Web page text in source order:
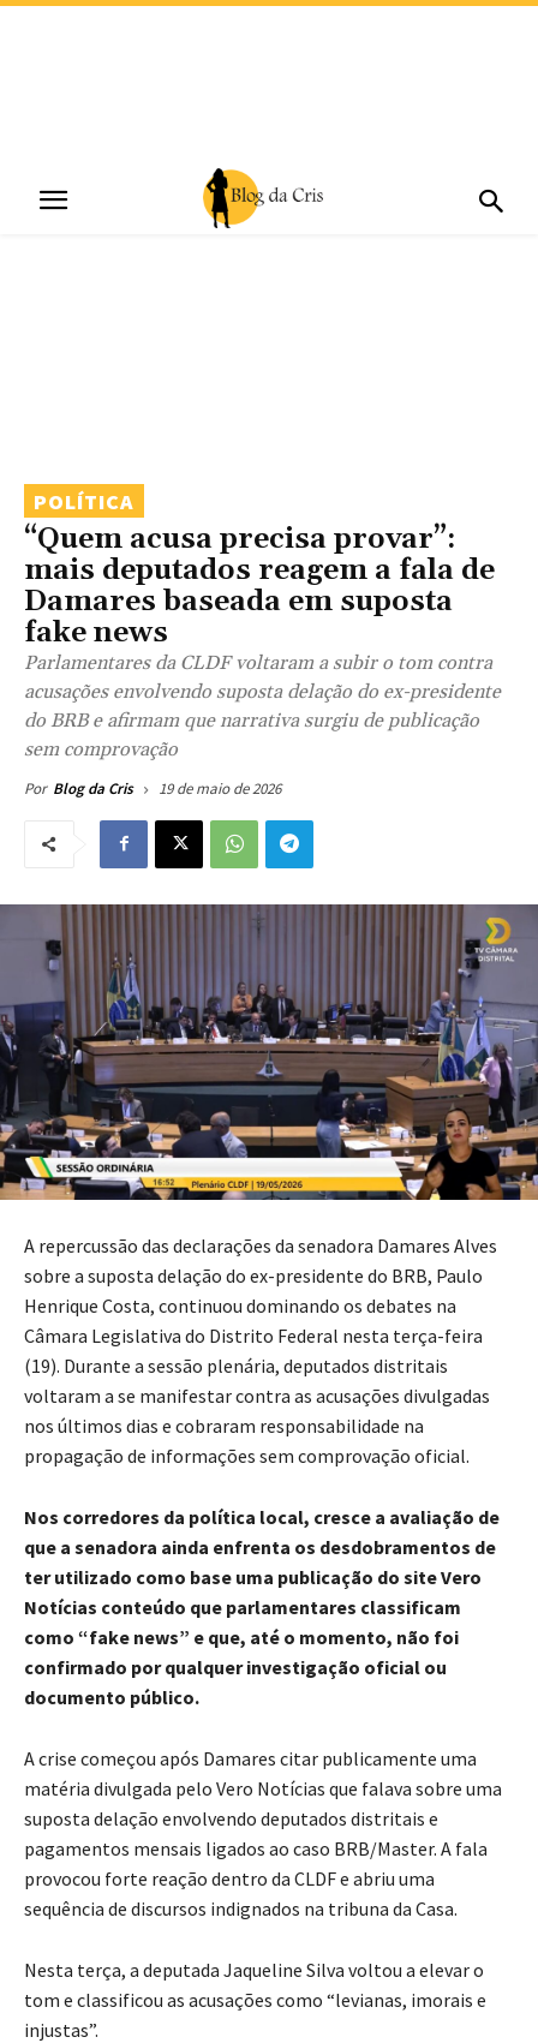
POLÍTICA
“Quem acusa precisa provar”:
mais deputados reagem a fala de
Damares baseada em suposta
fake news
Parlamentares da CLDF voltaram a subir o tom contra
acusações envolvendo suposta delação do ex-presidente
do BRB e afirmam que narrativa surgiu de publicação
sem comprovação
Por Blog da Cris 19 de maio de 2026
A repercussão das declarações da senadora Damares Alves
sobre a suposta delação do ex-presidente do BRB, Paulo
Henrique Costa, continuou dominando os debates na
Câmara Legislativa do Distrito Federal nesta terça-feira
(19). Durante a sessão plenária, deputados distritais
voltaram a se manifestar contra as acusações divulgadas
nos últimos dias e cobraram responsabilidade na
propagação de informações sem comprovação oficial.
Nos corredores da política local, cresce a avaliação de
que a senadora ainda enfrenta os desdobramentos de
ter utilizado como base uma publicação do site Vero
Notícias conteúdo que parlamentares classificam
como “fake news” e que, até o momento, não foi
confirmado por qualquer investigação oficial ou
documento público.
A crise começou após Damares citar publicamente uma
matéria divulgada pelo Vero Notícias que falava sobre uma
suposta delação envolvendo deputados distritais e
pagamentos mensais ligados ao caso BRB/Master. A fala
provocou forte reação dentro da CLDF e abriu uma
sequência de discursos indignados na tribuna da Casa.
Nesta terça, a deputada Jaqueline Silva voltou a elevar o
tom e classificou as acusações como “levianas, imorais e
injustas”.